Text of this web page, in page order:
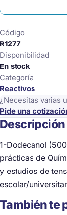
Código
R1277
Disponibilidad
En stock
Categoría
Reactivos
¿Necesitas varias
Pide una
Descripción
1-Dodecanol
prácticas de
y estudios de
escolar/
También te